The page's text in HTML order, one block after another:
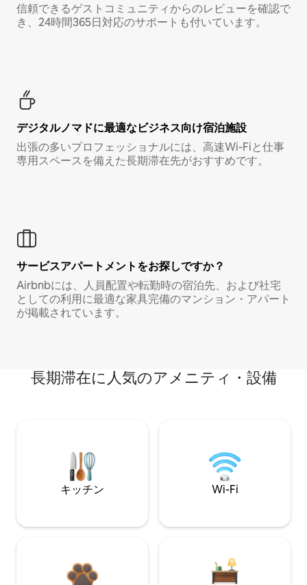
信頼できるゲストコミュニティからのレビューを確認で
き、24時間365日対応のサポートも付いています。
デジタルノマド⁠に最⁠適⁠なビ⁠ジ⁠ネ⁠ス⁠向⁠け宿⁠泊⁠施⁠設
出張の多いプロフェッショナルには、高速Wi-Fiと仕事
専用スペースを備えた長期滞在先がおすすめです。
サービスアパートメントをお探しですか？
Airbnbには、人員配置や転勤時の宿泊先、および社宅
としての利用に最適な家具完備のマンション・アパート
が掲載されています。
長期滞在に人気のアメニティ・設備
キッチン Wi-Fi